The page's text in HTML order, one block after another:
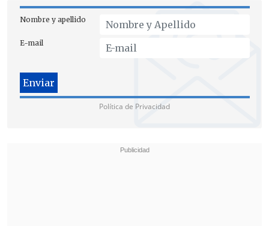
Nombre y apellido
E-mail
Política de Privacidad